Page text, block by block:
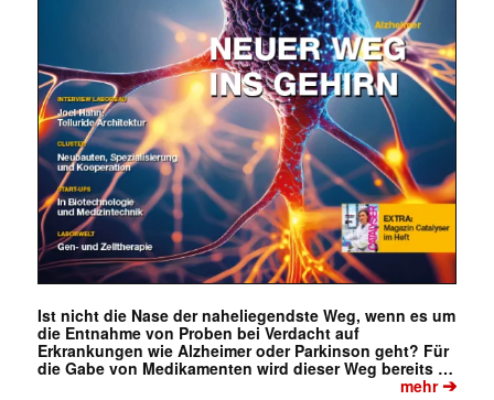
Ist nicht die Nase der naheliegendste Weg, wenn es um
die Entnahme von Proben bei Verdacht auf
Erkrankungen wie Alzheimer oder Parkinson geht? Für
die Gabe von Medikamenten wird dieser Weg bereits …
mehr➔